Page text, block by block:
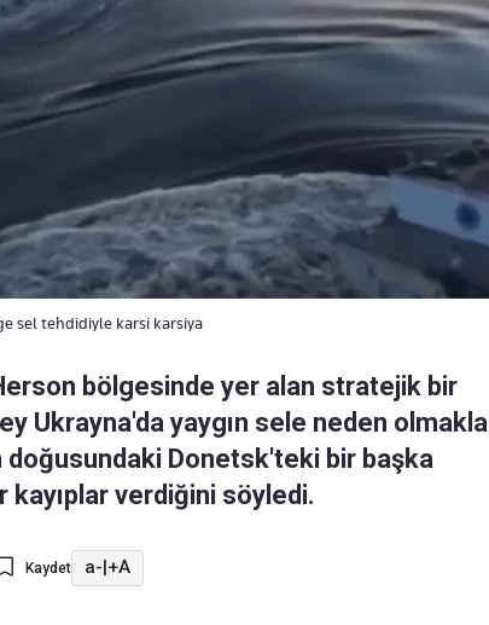
sel tehdidiyle karsi karsiya
bölgesinde yer alan stratejik bir
Ukrayna'da yaygın sele neden olmakla
doğusundaki Donetsk'teki bir başka
kayıplar verdiğini söyledi.
Kaydet a-|+A